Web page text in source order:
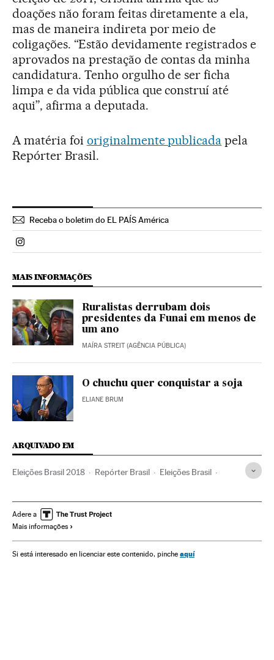
doações não foram feitas diretamente a ela,
mas de maneira indireta por meio de
coligações. “Estão devidamente registrados e
aprovados na prestação de contas da minha
candidatura. Tenho orgulho de ser ficha
limpa e da vida pública que construí até
aqui”, afirma a deputada.
A matéria foi originalmente publicada pela
Repórter Brasil.
Receba o boletim do EL PAÍS América
Politica El País Brasil en Instagram
MAIS INFORMAÇÕES
Ruralistas derrubam dois
presidentes da Funai em menos de
um ano
MAÍRA STREIT (AGÊNCIA PÚBLICA)
O chuchu quer conquistar a soja
ELIANE BRUM
ARQUIVADO EM
Eleições Brasil 2018 Repórter Brasil Eleições Brasil
Congresso Nacional Tráfico pessoas
Parlamento
América do Sul América Latina Eleições
Adere a
Mais informações
Si está interesado en licenciar este contenido, pinche aquí